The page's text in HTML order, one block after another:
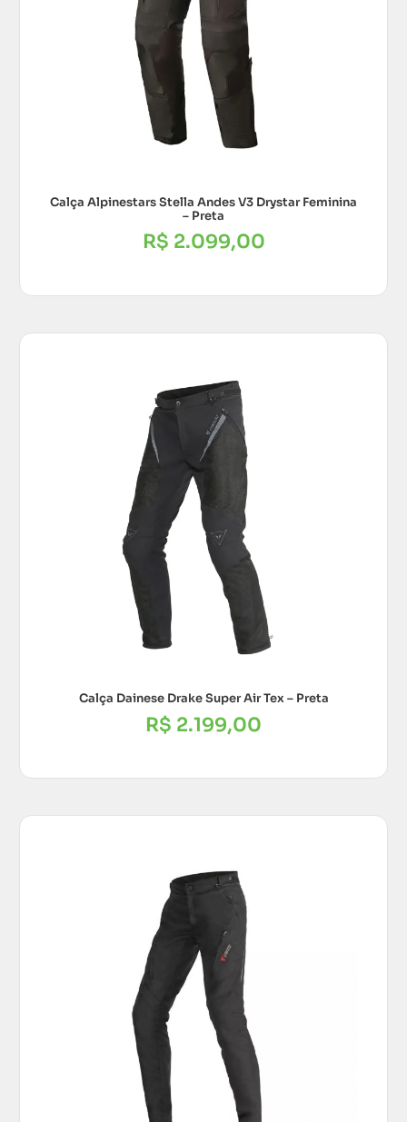
Calça Alpinestars Stella Andes V3 Drystar Feminina
– Preta
R$ 2.099,00
Calça Dainese Drake Super Air Tex – Preta
R$ 2.199,00